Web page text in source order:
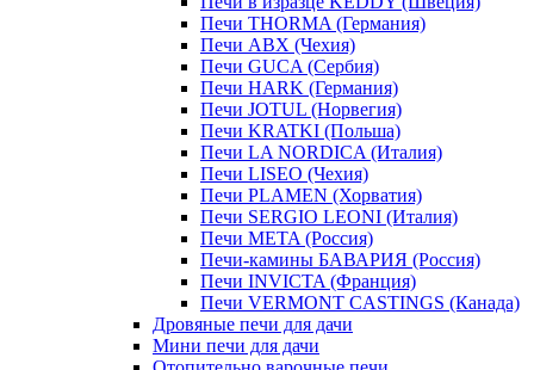
Печи THORMA (Германия)
Печи ABX (Чехия)
Печи GUCA (Сербия)
Печи HARK (Германия)
Печи JOTUL (Норвегия)
Печи KRATKI (Польша)
Печи LA NORDICA (Италия)
Печи LISEO (Чехия)
Печи PLAMEN (Хорватия)
Печи SERGIO LEONI (Италия)
Печи META (Россия)
Печи-камины БАВАРИЯ (Россия)
Печи INVICTA (Франция)
Печи VERMONT CASTINGS (Канада)
Дровяные печи для дачи
Мини печи для дачи